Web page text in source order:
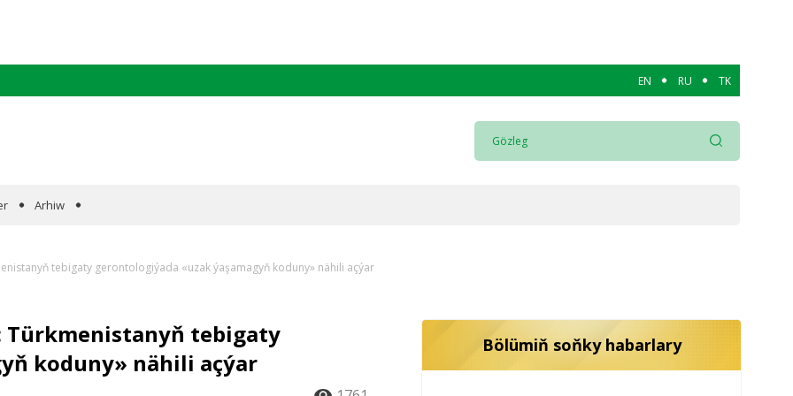
EN RU TK
Arhiw
tebigaty gerontologiýada «uzak ýaşamagyň koduny» nähili açýar
tebigaty
koduny» nähili açýar
Bölümiň soňky habarlary